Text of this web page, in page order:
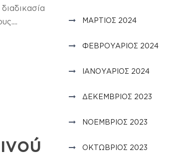
ΜΆΡΤΙΟΣ 2024
ΦΕΒΡΟΥΆΡΙΟΣ 2024
ΙΑΝΟΥΆΡΙΟΣ 2024
ΔΕΚΈΜΒΡΙΟΣ 2023
ΝΟΈΜΒΡΙΟΣ 2023
ΟΚΤΏΒΡΙΟΣ 2023